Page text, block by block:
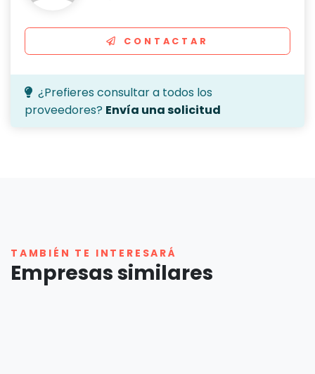
CONTACTAR
¿Prefieres consultar a todos los
proveedores? Envía una solicitud
TAMBIÉN TE INTERESARÁ
Empresas similares